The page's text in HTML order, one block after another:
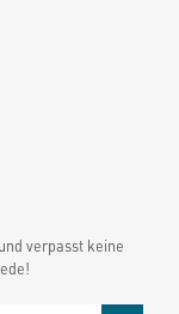
verpasst keine